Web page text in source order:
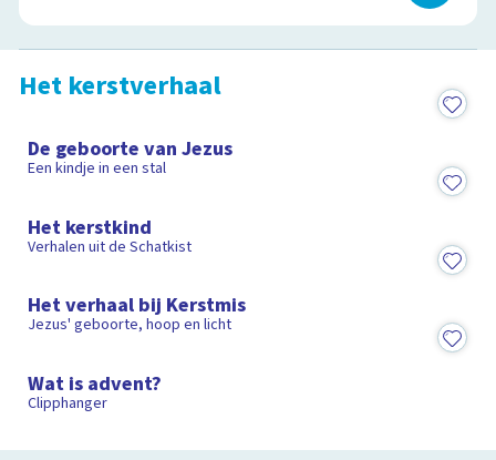
Programma's over kerst
Kerstfilms
De kerstboom
Kerstliedjes
Kerstsfeer
Het kerstverhaal
De geboorte van Jezus
Een kindje in een stal
Het kerstkind
Verhalen uit de Schatkist
Het verhaal bij Kerstmis
Jezus' geboorte, hoop en licht
Wat is advent?
Clipphanger